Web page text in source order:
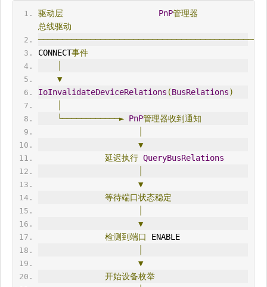
驱动层 PnP管理器
总线驱动
CONNECT事件
▼
IoInvalidateDeviceRelations (BusRelations)
└────────────► PnP管理器收到通知
▼
延迟执行 QueryBusRelations
▼
等待端口状态稳定
▼
检测到端口
ENABLE
▼
开始设备枚举